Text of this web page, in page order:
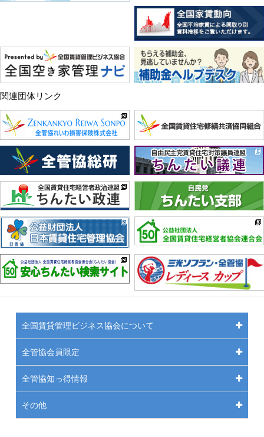
関連団体リンク
全国賃貸管理ビジネス協会について
全管協会員限定
全管協知っ得情報
その他